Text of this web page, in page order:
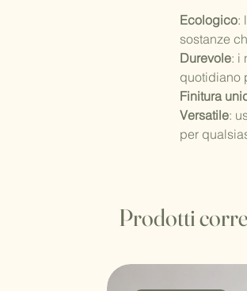
Ecologico:
sostanze
Durevole: i
quotidiano
Finitura
Versatile:
per
Prodotti